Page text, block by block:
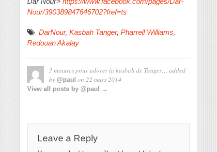
Nour/390389847646702?fref=ts
DarNour, Kasbah Tanger, Pharrell Williams,
Redouan Akalay
3 minutes pour adorer la kasbah de Tanger… added
by @paul on 22 mars 2014
View all posts by @paul →
Leave a Reply